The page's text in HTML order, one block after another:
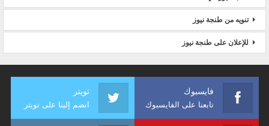
تنويه من طنجة نيوز
للإعلان على طنجة نيوز
فايسبوك
تابعنا على الفايسبوك
تويتر
انضم إلينا على تويتر